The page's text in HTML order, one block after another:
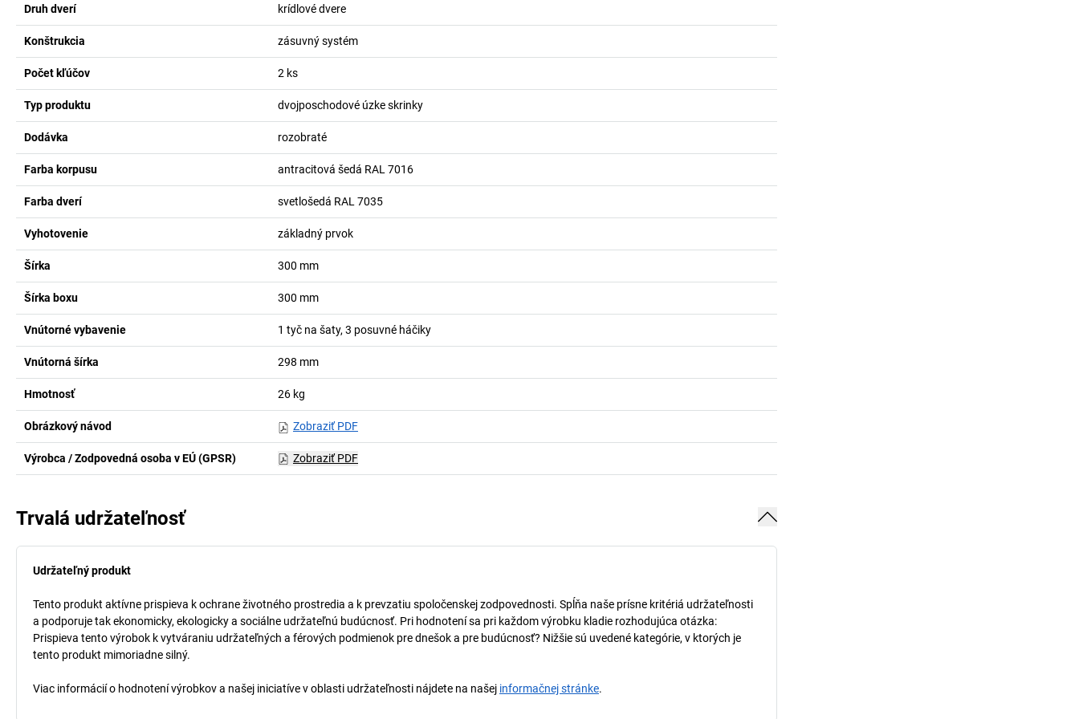
Druh dverí krídlové dvere
Konštrukcia zásuvný systém
Počet kľúčov 2 ks
Typ produktu dvojposchodové úzke skrinky
Dodávka rozobraté
Farba korpusu antracitová šedá RAL 7016
Farba dverí svetlošedá RAL 7035
Vyhotovenie základný prvok
Šírka 300 mm
Šírka boxu 300 mm
Vnútorné vybavenie 1 tyč na šaty, 3 posuvné háčiky
Vnútorná šírka 298 mm
Hmotnosť 26 kg
Obrázkový návod Zobraziť PDF
Výrobca / Zodpovedná osoba v EÚ (GPSR) Zobraziť PDF
Trvalá udržateľnosť
Udržateľný produkt
Tento produkt aktívne prispieva k ochrane životného prostredia a k prevzatiu spoločenskej zodpovednosti. Spĺňa naše prísne kritériá udržateľnosti
a podporuje tak ekonomicky, ekologicky a sociálne udržateľnú budúcnosť. Pri hodnotení sa pri každom výrobku kladie rozhodujúca otázka:
Prispieva tento výrobok k vytváraniu udržateľných a férových podmienok pre dnešok a pre budúcnosť? Nižšie sú uvedené kategórie, v ktorých je
tento produkt mimoriadne silný.
Viac informácií o hodnotení výrobkov a našej iniciatíve v oblasti udržateľnosti nájdete na našej informačnej stránke.